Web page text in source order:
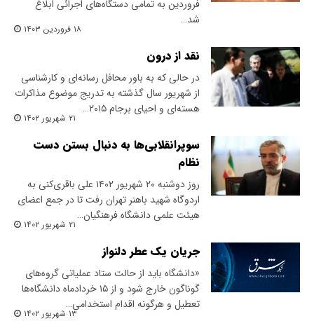
فروردین به تمامی دستگاه‌های اجرائی ابلاغ
شد…
۱۸ فروردین ۱۴۰۳
نقد از درون
در حالی که به باور محافل رسانه‌ای و کارشناسی
از شهریور سال گذشته به تدریج موضوع مذاکرات
هسته‌ای و احیای برجام ۲۰۱۵…
۲۱ شهریور ۱۴۰۲
سوپرانقلابی‌ها به دنبال بستن دست
نظام
روز دوشنبه ۲۰ شهریور ۱۴۰۲ علی باقری‌کنی به
اردوگاه شهید باهنر تهران رفت تا در جمع اعضای
هیئت علمی دانشگاه فرهنگیان…
۲۱ شهریور ۱۴۰۲
جریان یک عطر دلنواز
«دانشگاه باید از حالت ستاد عملیاتی گروه‌های
گوناگون خارج شود و از ۱۵ خردادماه دانشگاه‌ها
تعطیل و هرگونه اقدام استخدامی…
۱۳ شهریور ۱۴۰۲